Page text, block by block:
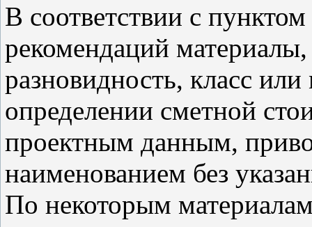
В соответствии с
рекомендаций
разновидность, класс
определении сметной
проектным данным,
наименованием без
По некоторым